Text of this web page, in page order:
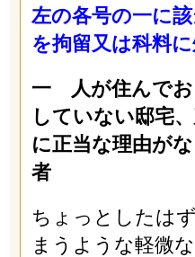
左の各号の一に
を拘留又は科料に
一 人が住んでお
していない邸宅
に正当な理由が
者
ちょっとしたは
まうような軽微